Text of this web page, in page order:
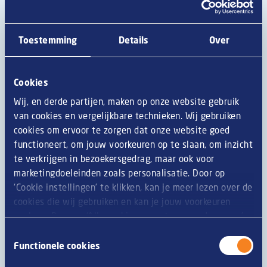
Toestemming Details Over
Cookies
Wij, en derde partijen, maken op onze website gebruik
van cookies en vergelijkbare technieken. Wij gebruiken
cookies om ervoor te zorgen dat onze website goed
functioneert, om jouw voorkeuren op te slaan, om inzicht
te verkrijgen in bezoekersgedrag, maar ook voor
marketingdoeleinden zoals personalisatie. Door op
‘Cookie instellingen’ te klikken, kan je meer lezen over de
cookies die wij gebruiken en kan je jouw voorkeuren
opslaan. Door op ‘Alle cookies accepteren en doorgaan’
cookies zoals omschreven in onze
Functionele cookies
choucroute et moutarde
De délicieuses frites chargées avec des garnitures
savoureuses !
Ingrédients
Croquettes végétarienne du chair effilochée
150 g frites
2 croquettes Véga de Mora et le Boucher Végétarien
1 cs de choucroute
1 cs d'oignons frits
1 cs de rondelles de petits oignons
Préparation